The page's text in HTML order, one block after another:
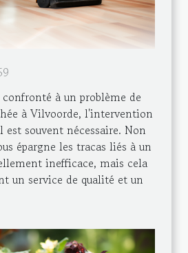
confronté à un problème de
à Vilvoorde, l'intervention
est souvent nécessaire. Non
épargne les tracas liés à un
inefficace, mais cela
un service de qualité et un